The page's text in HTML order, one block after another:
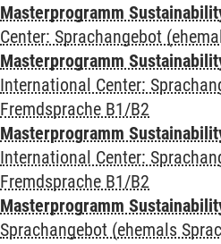
Masterprogramm
Center: Sprachangebot
Masterprogramm
International Center:
Fremdsprache B1/B2
Masterprogramm
International Center:
Fremdsprache B1/B2
Masterprogramm
Sprachangebot (ehemals